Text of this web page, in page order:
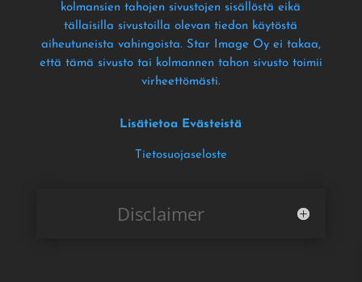
kolmansien tahojen sivustojen sisällöstä eikä
tällaisilla sivustoilla olevan tiedon käytöstä
aiheutuneista vahingoista. Star Image Oy ei takaa,
että tämä sivusto tai kolmannen tahon sivusto toimii
virheettömästi.
Lisätietoa Evästeistä
Tietosuojaseloste
Disclaimer